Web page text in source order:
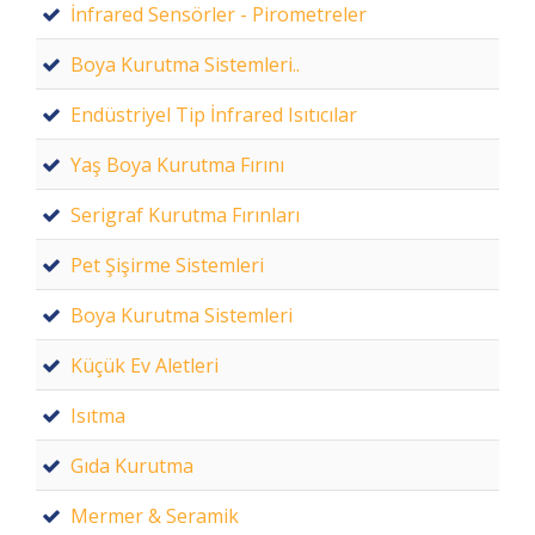
İnfrared Sensörler - Pirometreler
Boya Kurutma Sistemleri..
Endüstriyel Tip İnfrared Isıtıcılar
Yaş Boya Kurutma Fırını
Serigraf Kurutma Fırınları
Pet Şişirme Sistemleri
Boya Kurutma Sistemleri
Küçük Ev Aletleri
Isıtma
Gıda Kurutma
Mermer & Seramik